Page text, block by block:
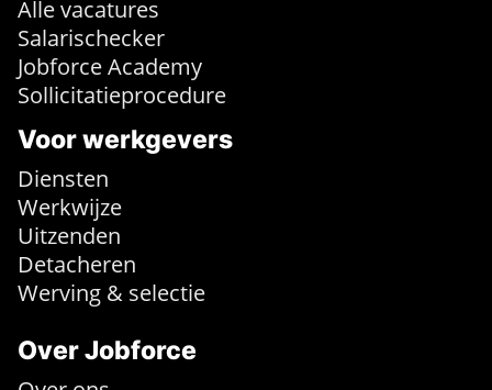
Alle vacatures
Salarischecker
Jobforce Academy
Sollicitatieprocedure
Voor werkgevers
Diensten
Werkwijze
Uitzenden
Detacheren
Werving & selectie
Over Jobforce